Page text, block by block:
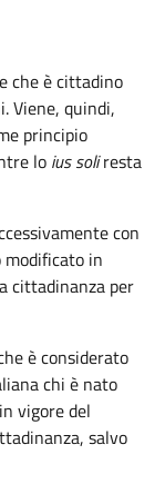
che è cittadino
Viene, quindi,
principio
lo ius soliresta
con
in
cittadinanza per
èconsiderato
chi è nato
vigore del
salvo